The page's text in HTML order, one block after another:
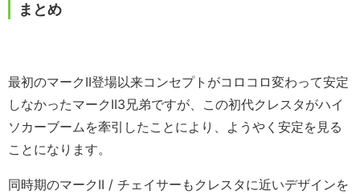
まとめ
最初のマークII登場以来コンセプトがコロコロ変わって安定
しなかったマークII3兄弟ですが、この初代クレスタがハイ
ソカーブームを牽引したことにより、ようやく安定を見る
ことになります。
同時期のマークII / チェイサーもクレスタに近いデザインを